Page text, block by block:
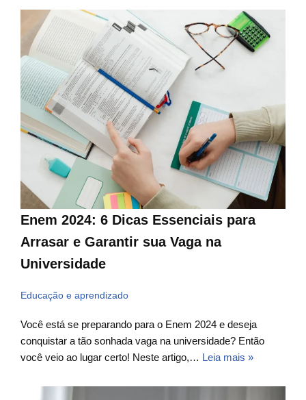
Enem 2024: 6 Dicas Essenciais para
Arrasar e Garantir sua Vaga na
Universidade
Educação e aprendizado
Você está se preparando para o Enem 2024 e deseja
conquistar a tão sonhada vaga na universidade? Então
você veio ao lugar certo! Neste artigo,… Leia mais »